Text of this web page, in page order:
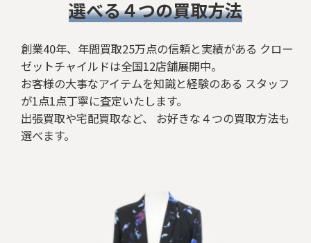
ジャケット/アウター
シューズ
バッグ
ネックレス/ペンダント
​選べる４つの買取方法
創業40年、年間買取25万点の信頼と実績がある クロー
ゼットチャイルドは全国12店舗展開中。
お客様の大事なアイテムを知識と経験のある スタッフ
が1点1点丁寧に査定いたします。
出張買取や宅配買取など、 お好きな４つの買取方法も
選べます。